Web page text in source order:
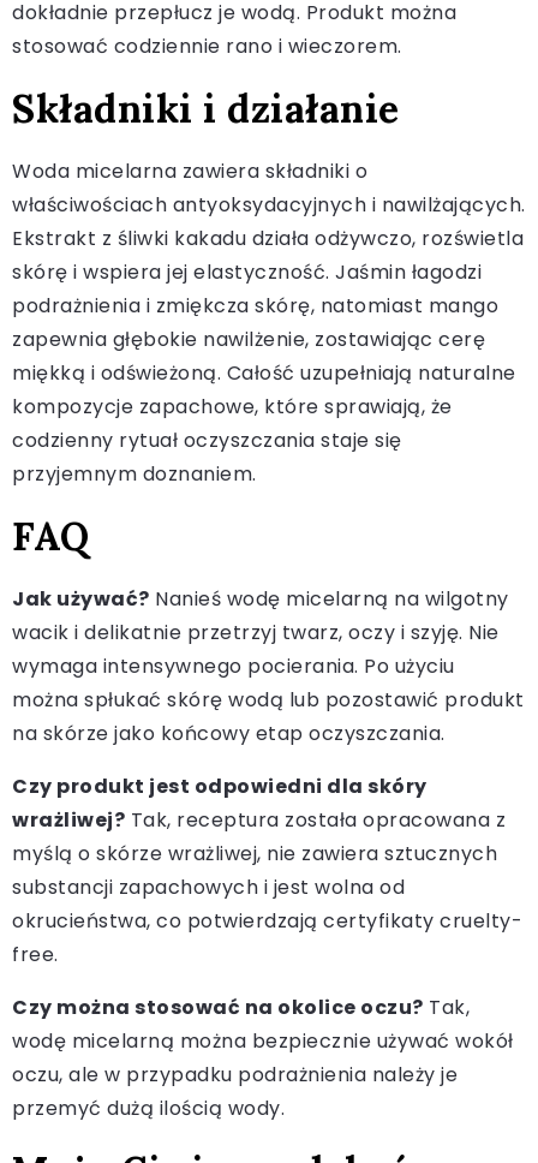
dokładnie przepłucz je wodą. Produkt można
stosować codziennie rano i wieczorem.
Składniki i działanie
Woda micelarna zawiera składniki o
właściwościach antyoksydacyjnych i nawilżających.
Ekstrakt z śliwki kakadu działa odżywczo, rozświetla
skórę i wspiera jej elastyczność. Jaśmin łagodzi
podrażnienia i zmiękcza skórę, natomiast mango
zapewnia głębokie nawilżenie, zostawiając cerę
miękką i odświeżoną. Całość uzupełniają naturalne
kompozycje zapachowe, które sprawiają, że
codzienny rytuał oczyszczania staje się
przyjemnym doznaniem.
FAQ
Jak używać? Nanieś wodę micelarną na wilgotny
wacik i delikatnie przetrzyj twarz, oczy i szyję. Nie
wymaga intensywnego pocierania. Po użyciu
można spłukać skórę wodą lub pozostawić produkt
na skórze jako końcowy etap oczyszczania.
Czy produkt jest odpowiedni dla skóry
wrażliwej? Tak, receptura została opracowana z
myślą o skórze wrażliwej, nie zawiera sztucznych
substancji zapachowych i jest wolna od
okrucieństwa, co potwierdzają certyfikaty cruelty-
free.
Czy można stosować na okolice oczu? Tak,
wodę micelarną można bezpiecznie używać wokół
oczu, ale w przypadku podrażnienia należy je
przemyć dużą ilością wody.